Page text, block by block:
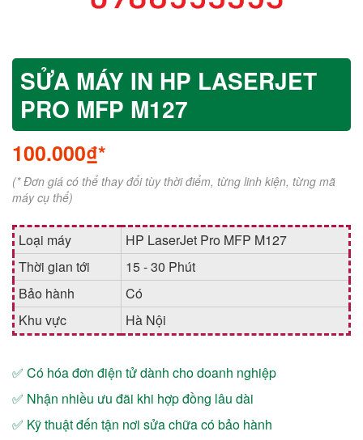
SỬA MÁY IN HP LASERJET
PRO MFP M127
100.000₫*
(* Đơn giá có thể thay đổi tùy thời điểm, từng linh kiện, từng mã
máy cụ thể)
Loại máy
HP LaserJet Pro MFP M127
Thời gian tới
15 - 30 Phút
Bảo hành
Có
Khu vực
Hà Nội
✅ Có hóa đơn điện tử dành cho doanh nghiệp
✅ Nhận nhiều ưu đãi khi hợp đồng lâu dài
✅ Kỹ thuật đến tận nơi sửa chữa có bảo hành